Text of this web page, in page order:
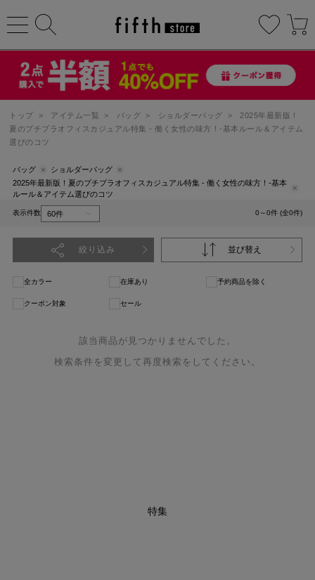
トップ > アイテム一覧 > バッグ > ショルダーバッグ >
2025年最新版！
夏のプチプラオフィスカジュアル特集 - 働く女性の味方！-基本ルール＆アイテム
選びのコツ
バッグ
ショルダーバッグ
2025年最新版！夏のプチプラオフィスカジュアル特集 - 働く女性の味方！-基本
ルール＆アイテム選びのコツ
表示件数 0～0件 (全0件)
絞り込み 並び替え
全カラー 在庫あり 予約商品を除く
クーポン対象 セール
該当商品が見つかりませんでした。
検索条件を変更して再度検索をしてください。
特集